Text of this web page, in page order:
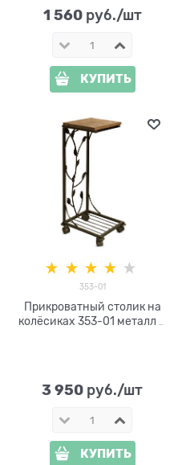
1 560 руб./шт
КУПИТЬ
353-01
Прикроватный столик на
колёсиках 353-01 металл и
3 950 руб./шт
КУПИТЬ